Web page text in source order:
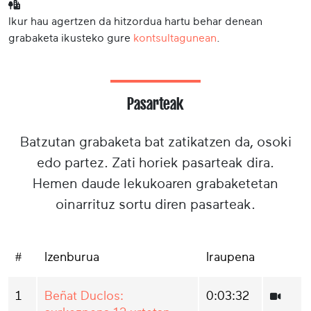
Ikur hau agertzen da hitzordua hartu behar denean
grabaketa ikusteko gure kontsultagunean
Pasarteak
Batzutan grabaketa bat zatikatzen da, osoki
edo partez. Zati horiek pasarteak dira.
Hemen daude lekukoaren grabaketetan
oinarrituz sortu diren pasarteak.
# Izenburua Iraupena
1
Beñat Duclos:
0:03:32